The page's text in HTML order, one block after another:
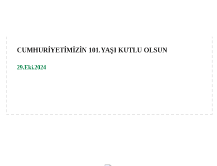
CUMHURİYETİMİZİN 101.YAŞI KUTLU OLSUN
29.Eki.2024